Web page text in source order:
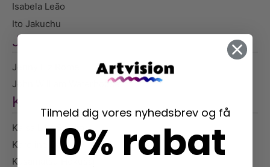
Isabela Leão
Ito Jakuchu
J
Jenny Liz Rome
John William Waterhouse
K
Kaisa Lilja Studio
Karoline Dall
Kasamatsu Hokusai
Tilmeld dig vores nyhedsbrev og få
10% rabat